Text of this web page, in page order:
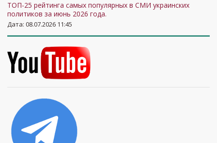
ТОП-25 рейтинга самых популярных в СМИ украинских
политиков за июнь 2026 года.
Дата: 08.07.2026 11:45